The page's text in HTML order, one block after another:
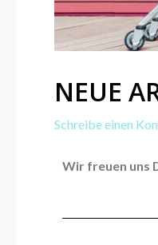
NEUE
Schreibe einen
Wir freuen uns